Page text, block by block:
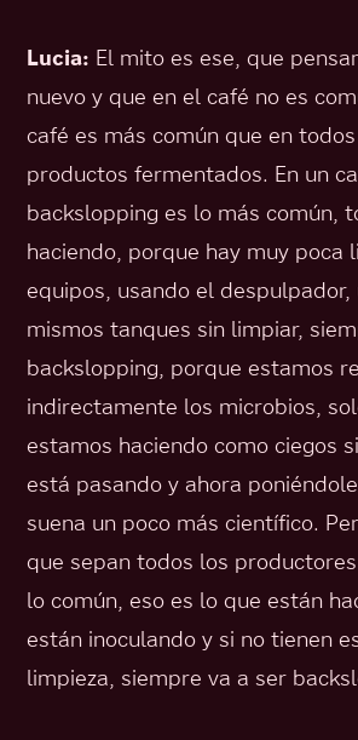
Lucia: El mito es ese, que
nuevo y que en el café no es
café es más común que en
productos fermentados. En un
backslopping es lo más común,
haciendo, porque hay muy poca
equipos, usando el despulpador,
mismos tanques sin limpiar,
backslopping, porque estamos
indirectamente los microbios,
estamos haciendo como ciegos
está pasando y ahora
suena un poco más científico.
que sepan todos los
lo común, eso es lo que están
están inoculando y si no tienen
limpieza, siempre va a ser